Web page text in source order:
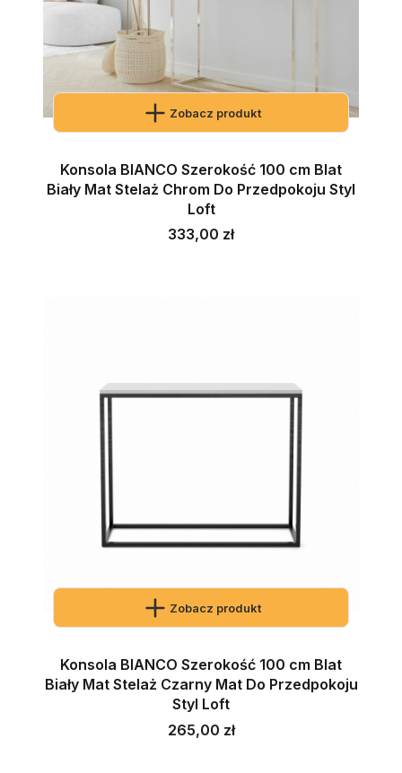
Zobacz produkt
Konsola BIANCO Szerokość 100 cm Blat
Biały Mat Stelaż Chrom Do Przedpokoju Styl
Loft
Cena
333,00 zł
Zobacz produkt
Konsola BIANCO Szerokość 100 cm Blat
Biały Mat Stelaż Czarny Mat Do Przedpokoju
Styl Loft
Cena
265,00 zł